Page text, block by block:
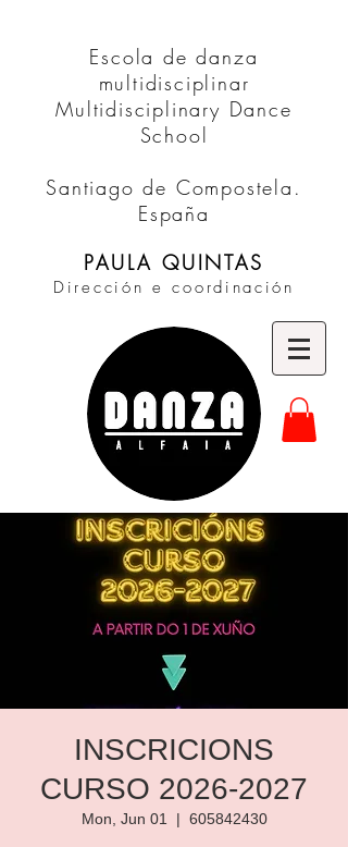
Escola de danza
multidisciplinar
Multidisciplinary Dance
School
Santiago de Compostela.
España
PAULA QUINTAS
Dirección e coordinación
INSCRICIONS
CURSO 2026-2027
Mon, Jun 01
  |
605842430